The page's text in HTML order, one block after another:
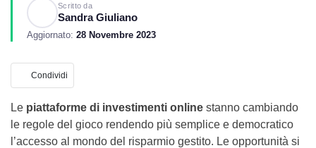
Scritto da
Sandra Giuliano
Aggiornato: 28 Novembre 2023
Condividi
Le piattaforme di investimenti online stanno cambiando
le regole del gioco rendendo più semplice e democratico
l’accesso al mondo del risparmio gestito. Le opportunità si